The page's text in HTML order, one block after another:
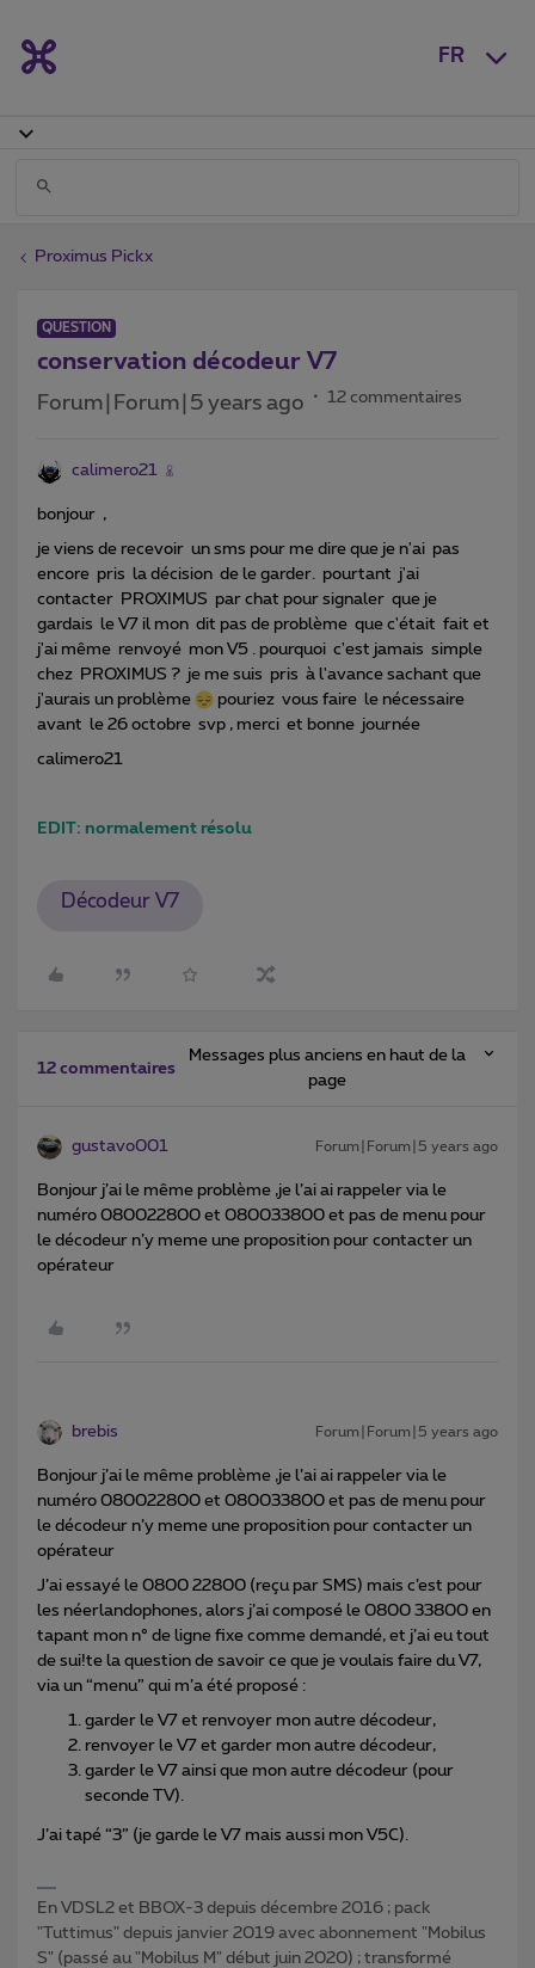
FR
Proximus Pickx
QUESTION
conservation décodeur V7
Forum|Forum|5 years ago 12 commentaires
calimero21
bonjour ,
je viens de recevoir un sms pour me dire que je n'ai pas
encore pris la décision de le garder. pourtant j'ai
contacter PROXIMUS par chat pour signaler que je
gardais le V7 il mon dit pas de problème que c'était fait et
j'ai même renvoyé mon V5 . pourquoi c'est jamais simple
chez PROXIMUS ? je me suis pris à l'avance sachant que
j'aurais un problème
pouriez vous faire le nécessaire
avant le 26 octobre svp , merci et bonne journée
calimero21
EDIT: normalement résolu
Décodeur V7
12 commentaires
Messages plus anciens en haut de la
page
gustavo001 Forum|Forum|5 years ago
Bonjour j’ai le même problème ,je l’ai ai rappeler via le
numéro 080022800 et 080033800 et pas de menu pour
le décodeur n’y meme une proposition pour contacter un
opérateur
brebis Forum|Forum|5 years ago
Bonjour j’ai le même problème ,je l’ai ai rappeler via le
numéro 080022800 et 080033800 et pas de menu pour
le décodeur n’y meme une proposition pour contacter un
opérateur
J’ai essayé le 0800 22800 (reçu par SMS) mais c’est pour
les néerlandophones, alors j’ai composé le 0800 33800 en
tapant mon n° de ligne fixe comme demandé, et j’ai eu tout
de sui!te la question de savoir ce que je voulais faire du V7,
via un “menu” qui m’a été proposé :
garder le V7 et renvoyer mon autre décodeur,
renvoyer le V7 et garder mon autre décodeur,
garder le V7 ainsi que mon autre décodeur (pour
seconde TV).
J’ai tapé “3” (je garde le V7 mais aussi mon V5C).
En VDSL2 et BBOX-3 depuis décembre 2016 ; pack
"Tuttimus" depuis janvier 2019 avec abonnement "Mobilus
S" (passé au "Mobilus M" début juin 2020) ; transformé